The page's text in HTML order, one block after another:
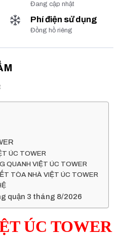
Đang cập nhật
Phí điện sử dụng
Đồng hồ riêng
ÚC TOWER
QUANH VIỆT ÚC TOWER
TÒA NHÀ VIỆT ÚC TOWER
quận 3 tháng 8/2026
ÚC TOWER